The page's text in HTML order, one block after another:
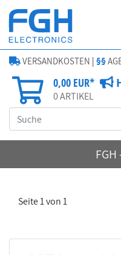
VERSANDKOSTEN | §§
0,00 EUR*
0ARTIKEL
Seite 1 von 1